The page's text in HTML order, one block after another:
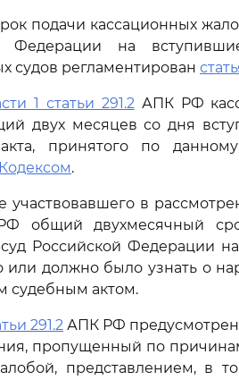
подачи кассационных
Федерации на
судов регламентирован
1 статьи 291.2АПК РФ
двух месяцев со дня
акта, принятого по
Кодексом.
участвовавшего в
общий двухмесячный
Российской Федерации
или должно было узнать о
судебным актом.
291.2 АПК РФ
пропущенный по
представлением, в